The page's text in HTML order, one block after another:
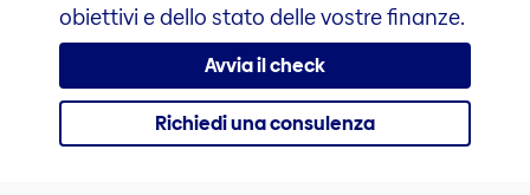
obiettivi e dello stato delle vostre finanze.
Avvia il check
Richiedi una consulenza